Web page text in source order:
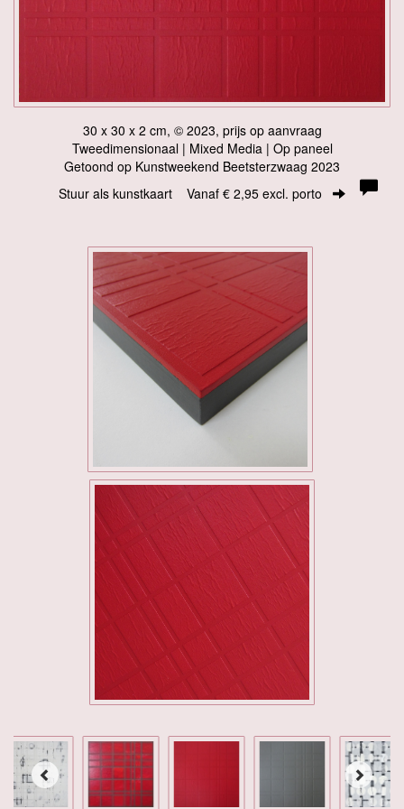
30 x 30 x 2 cm, © 2023, prijs op aanvraag
Tweedimensionaal | Mixed Media | Op paneel
Getoond op Kunstweekend Beetsterzwaag 2023
Stuur als kunstkaart Vanaf € 2,95 excl. porto